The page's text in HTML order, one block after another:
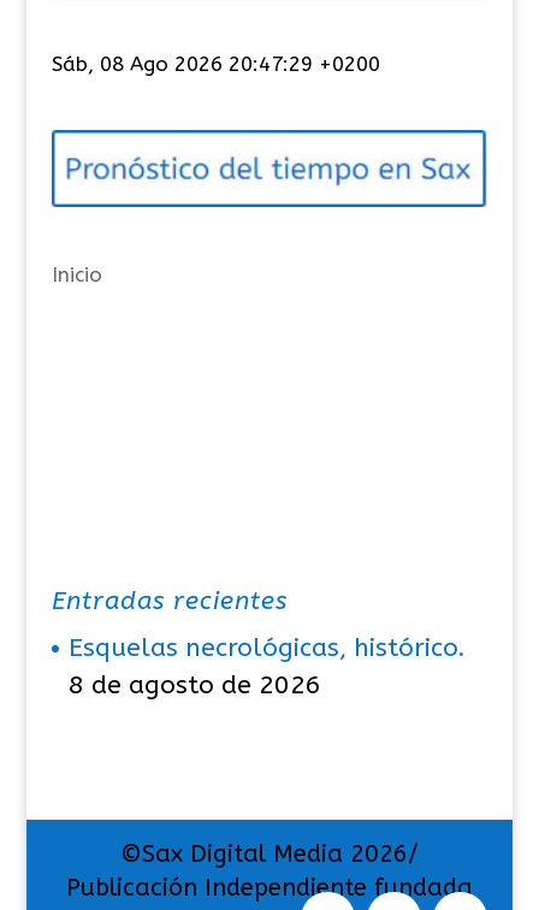
e
o
í
s
Sáb, 08 Ago 2026 20:47:29 +0200
Inicio
Entradas recientes
Esquelas necrológicas, histórico.
8 de agosto de 2026
©Sax Digital Media 2026/
Publicación Independiente fundada